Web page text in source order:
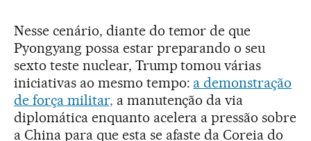
Nesse cenário, diante do temor de que
Pyongyang possa estar preparando o seu
sexto teste nuclear, Trump tomou várias
iniciativas ao mesmo tempo: a demonstração
de força militar, a manutenção da via
diplomática enquanto acelera a pressão sobre
a China para que esta se afaste da Coreia do